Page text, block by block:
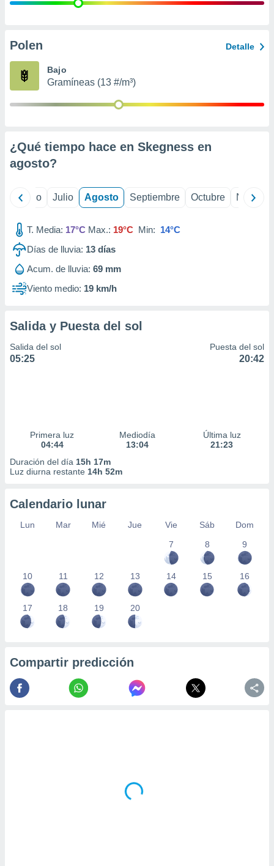
publicidad
de
Polen Detalle
Bajo
Gramíneas (13 #/m³)
¿Qué tiempo hace en Skegness en
agosto?
Junio Julio Agosto Septiembre Octubre
T. Media: 17°C Max.: 19°C Min: 14°C
Días de lluvia: 13 días
Acum. de lluvia: 69 mm
Viento medio: 19 km/h
Salida y Puesta del sol
Salida del sol
05:25
Puesta del sol
20:42
Primera luz
04:44
Mediodía
13:04
Última luz
21:23
Duración del día 15h 17m
Luz diurna restante 14h 52m
Calendario lunar
Lun Mar Mié Jue Vie Sáb
Dom
7
8 9
10 11 12 13 14 15 16
17 18 19 20
Compartir predicción